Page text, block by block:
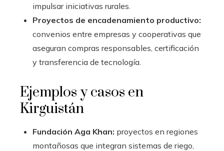
impulsar iniciativas rurales.
Proyectos de encadenamiento productivo:
convenios entre empresas y cooperativas que
aseguran compras responsables, certificación
y transferencia de tecnología.
Ejemplos y casos en
Kirguistán
Fundación Aga Khan: proyectos en regiones
montañosas que integran sistemas de riego,